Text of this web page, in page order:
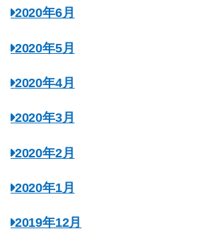
2020年6月
2020年5月
2020年4月
2020年3月
2020年2月
2020年1月
2019年12月